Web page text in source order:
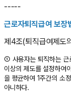
-----
근로자퇴직급여 보장
제4조(퇴직급여제도
① 사용자는 퇴직하는 근
이상의 제도를 설정하여
을 평균하여 1주간의 소
아니하다.